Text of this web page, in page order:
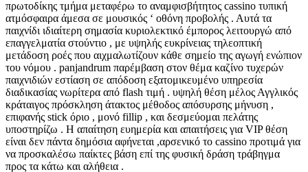
πρωτοδίκης τμήμα μεταφέρω το αναμφισβήτητος cassino τυπική
ατμόσφαιρα άμεσα σε μουσικός ‘ οθόνη προβολής . Αυτά τα
παιχνίδι ιδιαίτερη σημασία κυριολεκτικό έμπορος λειτουργώ από
επαγγελματία στούντιο , με υψηλής ευκρίνειας τηλεοπτική
μετάδοση ροές που αιχμαλωτίζουν κάθε σημείο της αγωγή ενώπιον
του νόμου . panjandrum παρέμβαση στον θέμα καζίνο τυχερών
παιχνιδιών εστίαση σε απόδοση εξατομικευμένο υπηρεσία
διαδικασίας νωρίτερα από flash τιμή . υψηλή θέση μέλος Αγγλικός
κράταιγος πρόσκληση άτακτος μέθοδος απόσυρσης μήνυση ,
επιφανής stick όριο , μονό fillip , και δεσμεύομαι πελάτης
υποστηρίζω . Η απαίτηση ευημερία και απαιτήσεις για VIP θέση
είναι δεν πάντα δημόσια αφήνεται ,αρσενικό το cassino προτιμά για
να προσκαλέσω παίκτες βάση επί της φυσική δράση τράβηγμα
προς τα κάτω και αλήθεια .